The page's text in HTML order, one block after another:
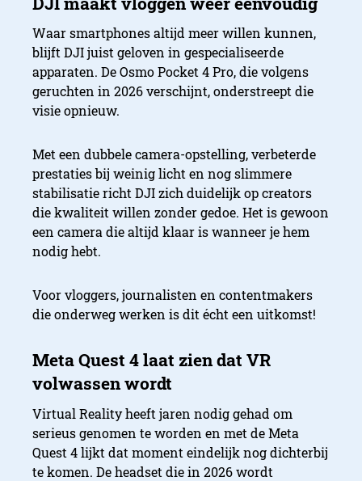
De plannen van Apple in
Waar smartphones altijd meer willen kunnen,
blijft DJI juist geloven in gespecialiseerde
apparaten. De Osmo Pocket 4 Pro, die volgens
geruchten in 2026 verschijnt, onderstreept die
visie opnieuw.
Met een dubbele camera-opstelling, verbeterde
prestaties bij weinig licht en nog slimmere
stabilisatie richt DJI zich duidelijk op creators
die kwaliteit willen zonder gedoe. Het is gewoon
een camera die altijd klaar is wanneer je hem
nodig hebt.
Voor vloggers, journalisten en contentmakers
die onderweg werken is dit écht een uitkomst!
Virtual Reality heeft jaren nodig gehad om
serieus genomen te worden en met de Meta
Quest 4 lijkt dat moment eindelijk nog dichterbij
te komen. De headset die in 2026 wordt